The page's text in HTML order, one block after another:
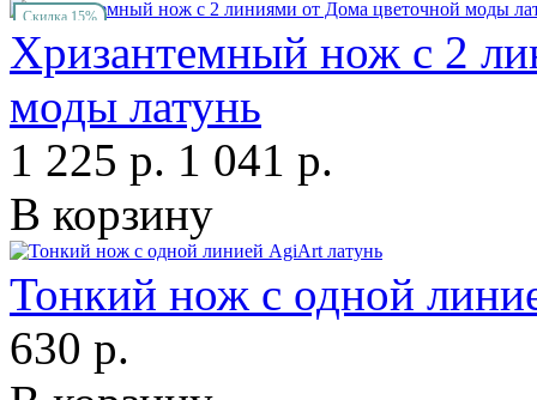
Скидка 15%
Хризантемный нож с 2
моды латунь
1 225 р. 1 041 р.
В корзину
Тонкий нож с одной
630 р.